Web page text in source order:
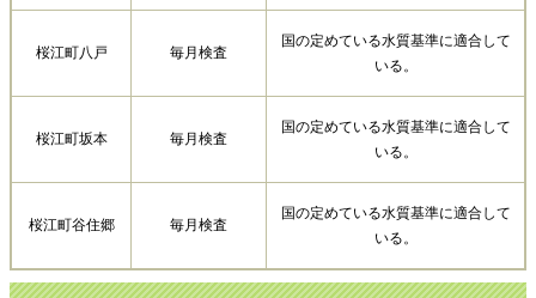
桜江町八戸 毎月検査
国の定めている水質基準に適合して
いる。
桜江町坂本 毎月検査
国の定めている水質基準に適合して
いる。
桜江町谷住郷 毎月検査
国の定めている水質基準に適合して
いる。